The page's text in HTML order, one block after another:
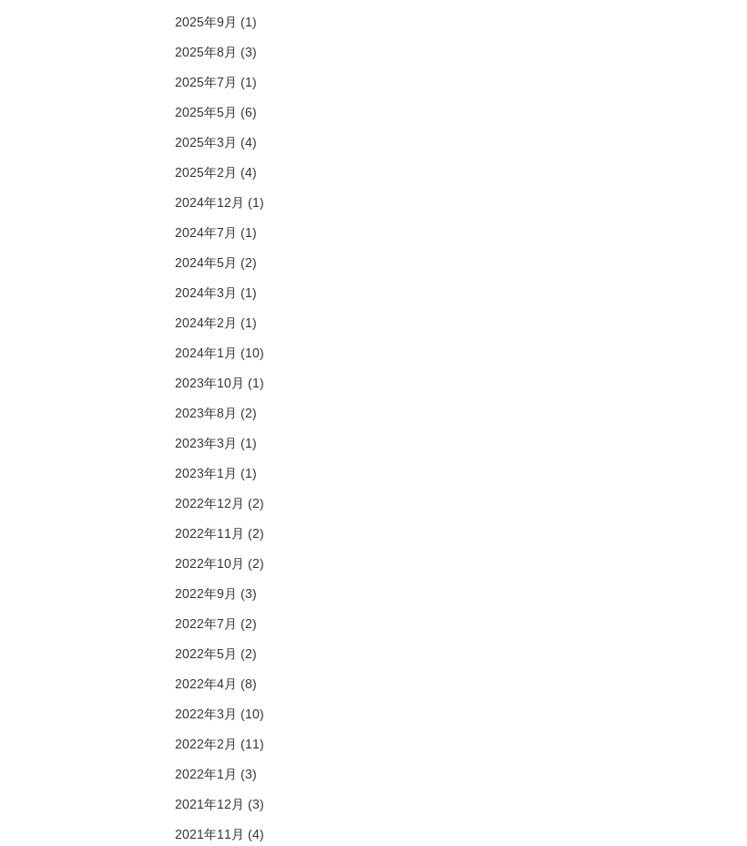
2025年9月 (1)
2025年8月 (3)
2025年7月 (1)
2025年5月 (6)
2025年3月 (4)
2025年2月 (4)
2024年12月 (1)
2024年7月 (1)
2024年5月 (2)
2024年3月 (1)
2024年2月 (1)
2024年1月 (10)
2023年10月 (1)
2023年8月 (2)
2023年3月 (1)
2023年1月 (1)
2022年12月 (2)
2022年11月 (2)
2022年10月 (2)
2022年9月 (3)
2022年7月 (2)
2022年5月 (2)
2022年4月 (8)
2022年3月 (10)
2022年2月 (11)
2022年1月 (3)
2021年12月 (3)
2021年11月 (4)